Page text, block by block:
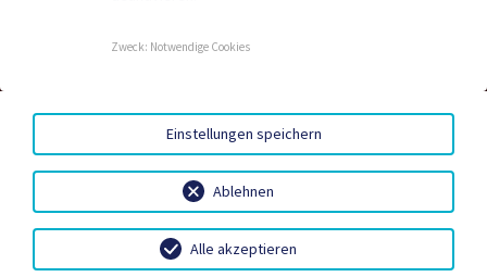
AMTSSIGNATUR|BARRIEREFREIHEIT|DATENSCHUTZ|
SITEMAP|IMPRESSUM
Zweck: Notwendige Cookies
Ablehnen
Einstellungen speichern
Alle akzeptieren